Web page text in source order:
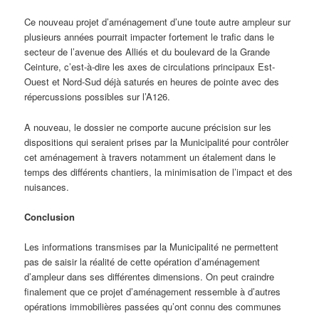
Ce nouveau projet d’aménagement d’une toute autre ampleur sur
plusieurs années pourrait impacter fortement le trafic dans le
secteur de l’avenue des Alliés et du boulevard de la Grande
Ceinture, c’est-à-dire les axes de circulations principaux Est-
Ouest et Nord-Sud déjà saturés en heures de pointe avec des
répercussions possibles sur l’A126.
A nouveau, le dossier ne comporte aucune précision sur les
dispositions qui seraient prises par la Municipalité pour contrôler
cet aménagement à travers notamment un étalement dans le
temps des différents chantiers, la minimisation de l’impact et des
nuisances.
Conclusion
Les informations transmises par la Municipalité ne permettent
pas de saisir la réalité de cette opération d’aménagement
d’ampleur dans ses différentes dimensions. On peut craindre
finalement que ce projet d’aménagement ressemble à d’autres
opérations immobilières passées qu’ont connu des communes